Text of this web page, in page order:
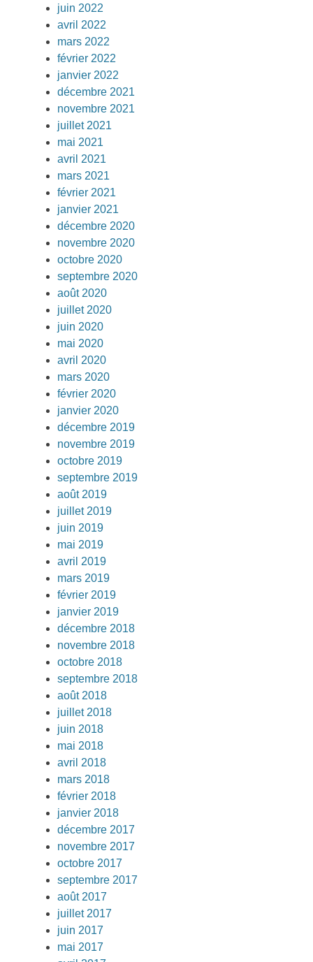
juin 2022
avril 2022
mars 2022
février 2022
janvier 2022
décembre 2021
novembre 2021
juillet 2021
mai 2021
avril 2021
mars 2021
février 2021
janvier 2021
décembre 2020
novembre 2020
octobre 2020
septembre 2020
août 2020
juillet 2020
juin 2020
mai 2020
avril 2020
mars 2020
février 2020
janvier 2020
décembre 2019
novembre 2019
octobre 2019
septembre 2019
août 2019
juillet 2019
juin 2019
mai 2019
avril 2019
mars 2019
février 2019
janvier 2019
décembre 2018
novembre 2018
octobre 2018
septembre 2018
août 2018
juillet 2018
juin 2018
mai 2018
avril 2018
mars 2018
février 2018
janvier 2018
décembre 2017
novembre 2017
octobre 2017
septembre 2017
août 2017
juillet 2017
juin 2017
mai 2017